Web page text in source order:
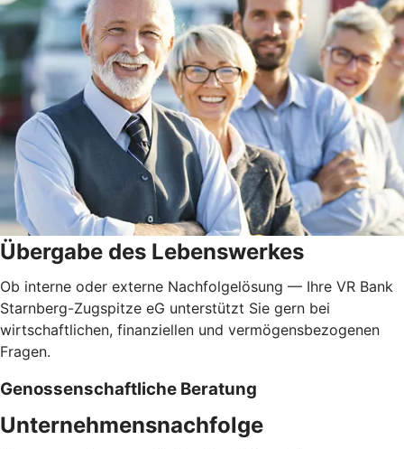
Übergabe des Lebenswerkes
Ob interne oder externe Nachfolgelösung — Ihre VR Bank
Starnberg-Zugspitze eG unterstützt Sie gern bei
wirtschaftlichen, finanziellen und vermögensbezogenen
Fragen.
Genossenschaftliche Beratung
Unternehmensnachfolge